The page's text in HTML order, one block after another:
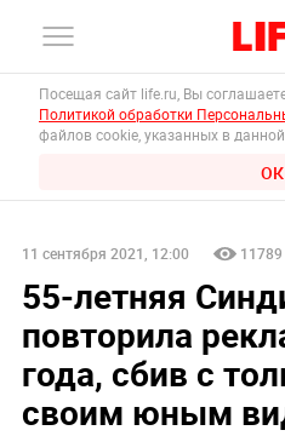
Посещая сайт life.ru, Вы
Политикой обработки
файлов cookie, указанных в
ОК
11 сентября 2021, 12:00 11789
55-летняя
повторила
года, сбив с
своим юным